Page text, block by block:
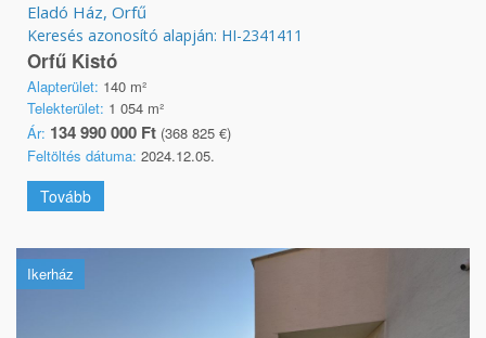
Eladó Ház, Orfű
Keresés azonosító alapján: HI-2341411
Orfű Kistó
Alapterület: 140 m²
Telekterület: 1 054 m²
Ár: 134 990 000 Ft (368 825 €)
Feltöltés dátuma: 2024.12.05.
Tovább
Ikerház